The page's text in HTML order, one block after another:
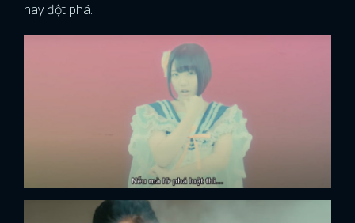
hay đột phá.